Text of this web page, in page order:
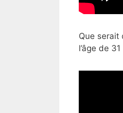
Que serait
l’âge de